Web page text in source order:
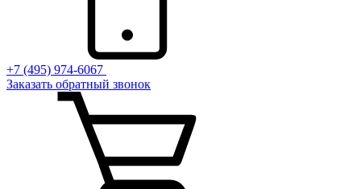
+7 (495) 974-6067
Заказать обратный звонок